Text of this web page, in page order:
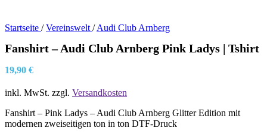
Startseite / Vereinswelt / Audi Club Arnberg
Fanshirt – Audi Club Arnberg Pink Ladys | Tshirt
19,90 €
inkl. MwSt. zzgl. Versandkosten
Fanshirt – Pink Ladys – Audi Club Arnberg Glitter Edition mit
modernen zweiseitigen ton in ton DTF-Druck